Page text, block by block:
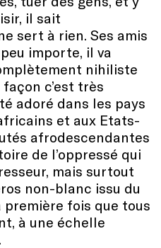
il sait
sert à rien. Ses amis
importe, il va
nihiliste
c’est très
adoré dans les pays
et aux Etats-
afrodescendantes
de l’oppressé qui
mais surtout
non-blanc issu du
première fois que tous
à une échelle